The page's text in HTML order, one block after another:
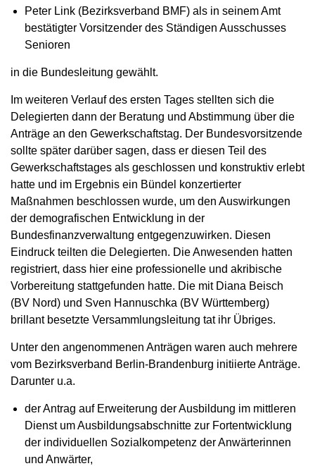
Peter Link (Bezirksverband BMF) als in seinem Amt
bestätigter Vorsitzender des Ständigen Ausschusses
Senioren
in die Bundesleitung gewählt.
Im weiteren Verlauf des ersten Tages stellten sich die
Delegierten dann der Beratung und Abstimmung über die
Anträge an den Gewerkschaftstag. Der Bundesvorsitzende
sollte später darüber sagen, dass er diesen Teil des
Gewerkschaftstages als geschlossen und konstruktiv erlebt
hatte und im Ergebnis ein Bündel konzertierter
Maßnahmen beschlossen wurde, um den Auswirkungen
der demografischen Entwicklung in der
Bundesfinanzverwaltung entgegenzuwirken. Diesen
Eindruck teilten die Delegierten. Die Anwesenden hatten
registriert, dass hier eine professionelle und akribische
Vorbereitung stattgefunden hatte. Die mit Diana Beisch
(BV Nord) und Sven Hannuschka (BV Württemberg)
brillant besetzte Versammlungsleitung tat ihr Übriges.
Unter den angenommenen Anträgen waren auch mehrere
vom Bezirksverband Berlin‑Brandenburg initiierte Anträge.
Darunter u.a.
der Antrag auf Erweiterung der Ausbildung im mittleren
Dienst um Ausbildungsabschnitte zur Fortentwicklung
der individuellen Sozialkompetenz der Anwärterinnen
und Anwärter,